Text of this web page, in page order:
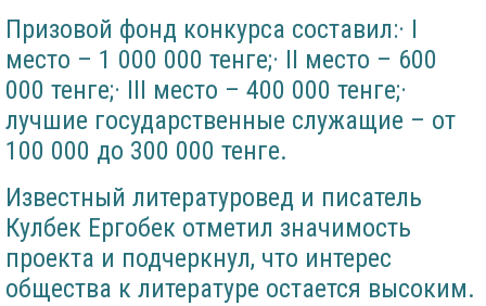
Призовой фонд конкурса составил:· I
место – 1 000 000 тенге;· II место – 600
000 тенге;· III место – 400 000 тенге;·
лучшие государственные служащие – от
100 000 до 300 000 тенге.
Известный литературовед и писатель
Кулбек Ергобек отметил значимость
проекта и подчеркнул, что интерес
общества к литературе остается высоким.